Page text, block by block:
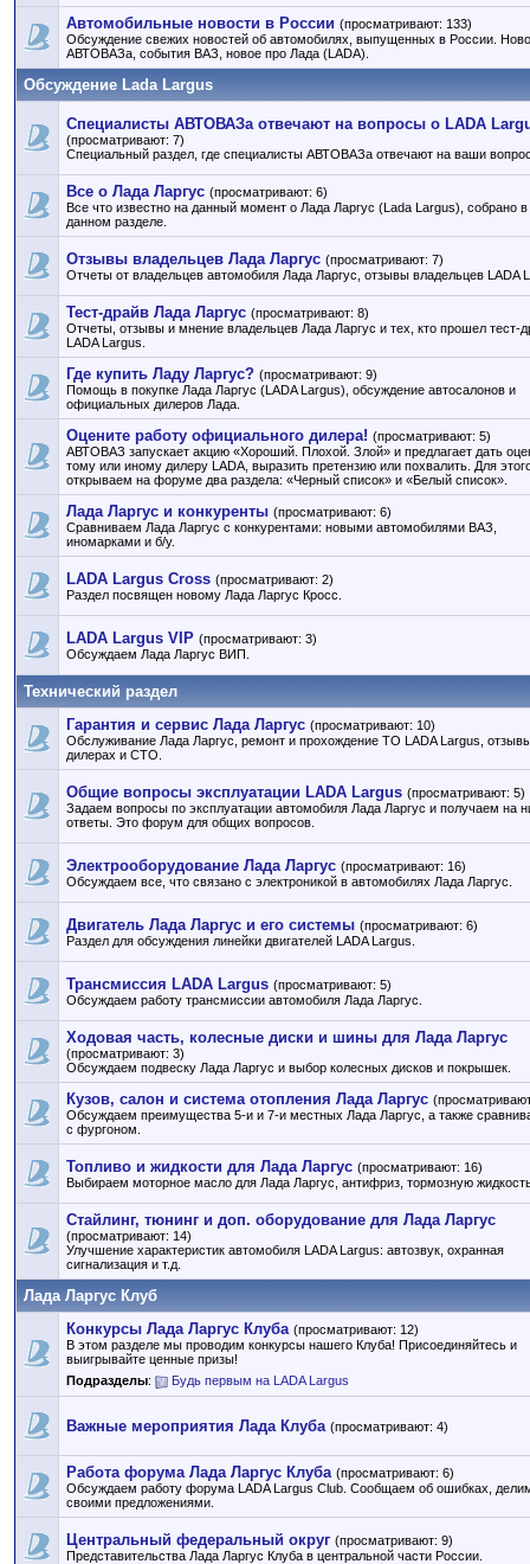
Автомобильные новости в России (просматривают: 133)
Обсуждение свежих новостей об автомобилях, выпущенных в России.
АВТОВАЗа, события ВАЗ, новое про Лада (LADA).
Обсуждение Lada Largus
Специалисты АВТОВАЗа отвечают на вопросы о LADA
(просматривают: 7)
Специальный раздел, где специалисты АВТОВАЗа отвечают на ваши
Все о Лада Ларгус (просматривают: 6)
Все что известно на данный момент о Лада Ларгус (Lada Largus), собрано в
данном разделе.
Отзывы владельцев Лада Ларгус (просматривают: 7)
Отчеты от владельцев автомобиля Лада Ларгус, отзывы владельцев LADA
Тест-драйв Лада Ларгус (просматривают: 8)
Отчеты, отзывы и мнение владельцев Лада Ларгус и тех, кто прошел тест-
LADA Largus.
Где купить Ладу Ларгус? (просматривают: 9)
Помощь в покупке Лада Ларгус (LADA Largus), обсуждение автосалонов и
официальных дилеров Лада.
Оцените работу официального дилера! (просматривают: 5)
АВТОВАЗ запускает акцию «Хороший. Плохой. Злой» и предлагает дать
тому или иному дилеру LADA, выразить претензию или похвалить. Для
открываем на форуме два раздела: «Черный список» и «Белый список».
Лада Ларгус и конкуренты (просматривают: 6)
Сравниваем Лада Ларгус с конкурентами: новыми автомобилями ВАЗ,
иномарками и б/у.
LADA Largus Cross (просматривают: 2)
Раздел посвящен новому Лада Ларгус Кросс.
LADA Largus VIP (просматривают: 3)
Обсуждаем Лада Ларгус ВИП.
Технический раздел
Гарантия и сервис Лада Ларгус (просматривают: 10)
Обслуживание Лада Ларгус, ремонт и прохождение ТО LADA Largus,
дилерах и СТО.
Общие вопросы эксплуатации LADA Largus (просматривают: 5)
Задаем вопросы по эксплуатации автомобиля Лада Ларгус и получаем на
ответы. Это форум для общих вопросов.
Электрооборудование Лада Ларгус (просматривают: 16)
Обсуждаем все, что связано с электроникой в автомобилях Лада Ларгус.
Двигатель Лада Ларгус и его системы (просматривают: 6)
Раздел для обсуждения линейки двигателей LADA Largus.
Трансмиссия LADA Largus (просматривают: 5)
Обсуждаем работу трансмиссии автомобиля Лада Ларгус.
Ходовая часть, колесные диски и шины для Лада Ларгус
(просматривают: 3)
Обсуждаем подвеску Лада Ларгус и выбор колесных дисков и покрышек.
Кузов, салон и система отопления Лада Ларгус
Обсуждаем преимущества 5-и и 7-и местных Лада Ларгус, а также
с фургоном.
Топливо и жидкости для Лада Ларгус (просматривают: 16)
Выбираем моторное масло для Лада Ларгус, антифриз, тормозную
Стайлинг, тюнинг и доп. оборудование для Лада Ларгус
(просматривают: 14)
Улучшение характеристик автомобиля LADA Largus: автозвук, охранная
сигнализация и т.д.
Лада Ларгус Клуб
Конкурсы Лада Ларгус Клуба (просматривают: 12)
В этом разделе мы проводим конкурсы нашего Клуба! Присоединяйтесь и
выигрывайте ценные призы!
Подразделы: Будь первым на LADA Largus
Важные мероприятия Лада Клуба (просматривают: 4)
Работа форума Лада Ларгус Клуба (просматривают: 6)
Обсуждаем работу форума LADA Largus Club. Сообщаем об ошибках,
своими предложениями.
Центральный федеральный округ (просматривают: 9)
Представительства Лада Ларгус Клуба в центральной части России.